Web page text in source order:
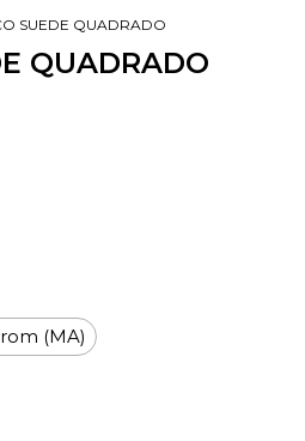
SUEDE QUADRADO
QUADRADO
(MA)